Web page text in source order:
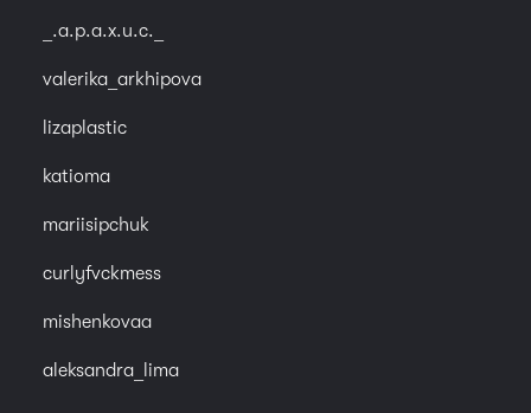
_.a.p.a.x.u.c._
valerika_arkhipova
lizaplastic
katioma
mariisipchuk
curlyfvckmess
mishenkovaa
aleksandra_lima